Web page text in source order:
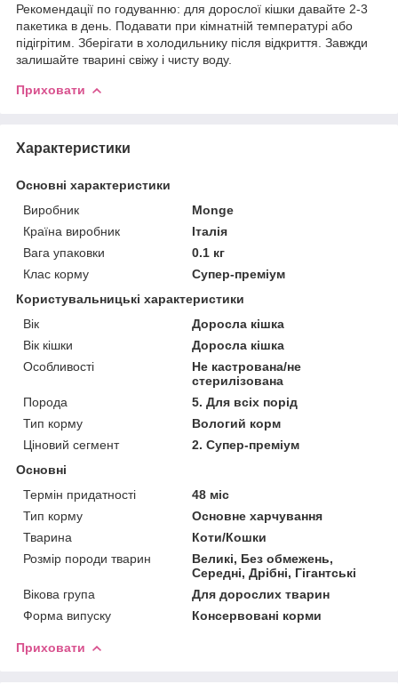
Рекомендації по годуванню: для дорослої кішки давайте 2-3
пакетика в день. Подавати при кімнатній температурі або
підігрітим. Зберігати в холодильнику після відкриття. Завжди
залишайте тварині свіжу і чисту воду.
Приховати
Характеристики
Основні характеристики
Виробник
Monge
Країна виробник
Італія
Вага упаковки
0.1 кг
Клас корму
Супер-преміум
Користувальницькі характеристики
Вік
Доросла кішка
Вік кішки
Доросла кішка
Особливості
Не кастрована/не
стерилізована
Порода
5. Для всіх порід
Тип корму
Вологий корм
Ціновий сегмент
2. Супер-преміум
Основні
Термін придатності
48 міс
Тип корму
Основне харчування
Тварина
Коти/Кошки
Розмір породи тварин
Великі, Без обмежень,
Середні, Дрібні, Гігантські
Вікова група
Для дорослих тварин
Форма випуску
Консервовані корми
Приховати